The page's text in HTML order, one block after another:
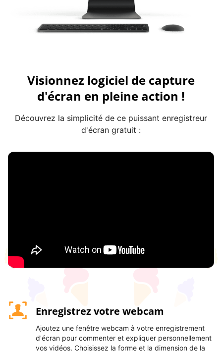
Visionnez logiciel de capture
d'écran en pleine action !
Découvrez la simplicité de ce puissant enregistreur
d'écran gratuit :
Enregistrez votre webcam
Ajoutez une fenêtre webcam à votre enregistrement
d'écran pour commenter et expliquer personnellement
vos vidéos. Choisissez la forme et la dimension de la